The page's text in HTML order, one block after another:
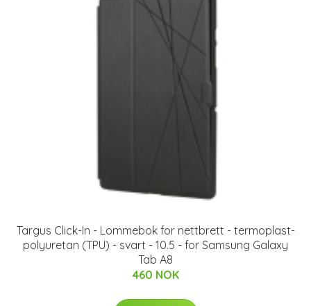
Targus Click-In - Lommebok for nettbrett - termoplast-
polyuretan (TPU) - svart - 10.5 - for Samsung Galaxy
Tab A8
460 NOK